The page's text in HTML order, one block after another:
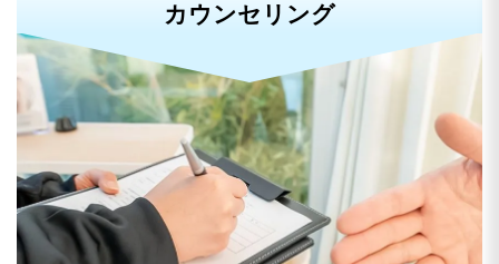
カウンセリング